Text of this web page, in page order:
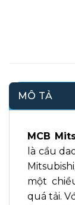
MÔ TẢ
MCB
là cầu
một
quá tải.